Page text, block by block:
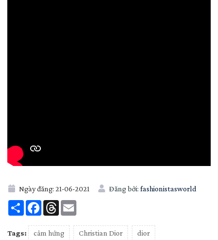
Ngày đăng: 21-06-2021 Đăng bởi: fashionistasworld
Share Facebook
Threads
Tags: cảm hứng Christian Dior dior